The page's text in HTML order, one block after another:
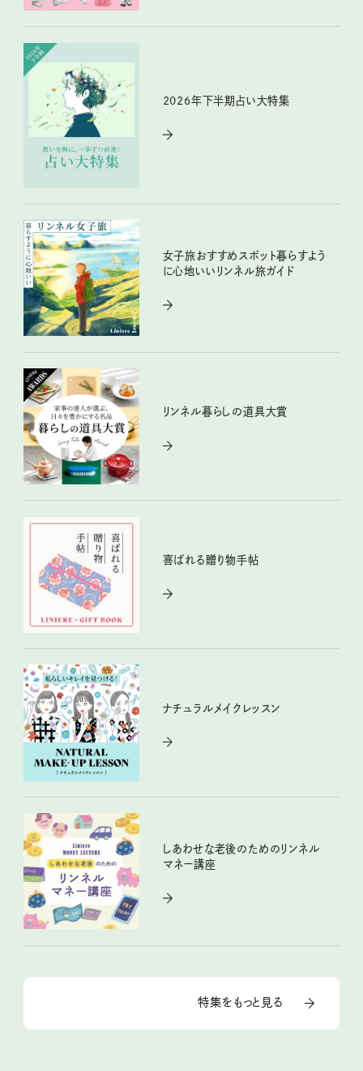
2026年下半期占い大特集
女子旅おすすめスポット暮らすよう
に心地いいリンネル旅ガイド
リンネル暮らしの道具大賞
喜ばれる贈り物手帖
ナチュラルメイクレッスン
しあわせな老後のためのリンネル
マネー講座
特集をもっと見る